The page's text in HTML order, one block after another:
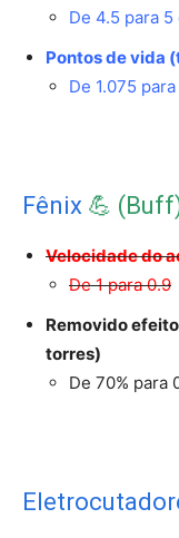
De 4.5 para
Pontos de vida
De 1.075 para
Fênix 💪
Velocidade do
De 1 para 0.9
Removido
torres)
De 70% para